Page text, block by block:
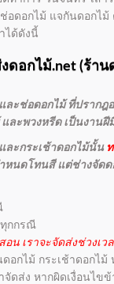
อดอกไม้ แจกันดอกไม้
ได้ดังนี้
ดอกไม้.net (ร้าน
ะช่อดอกไม้ ที่ปรากฎ
ละพวงหรีด เป็นงาน
ละกระเช้าดอกไม้นั้น
นดโทนสี แต่ช่างจัดด
ทุกกรณี
น เราจะจัดส่งช่วงเว
อกไม้ กระเช้าดอกไม้
ดส่ง หากผิดเงื่อนไข